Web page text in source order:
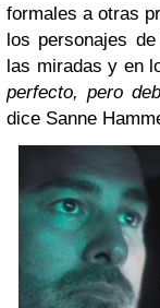
formales a otras
los personajes
las miradas y en
perfecto, pero
dice Sanne